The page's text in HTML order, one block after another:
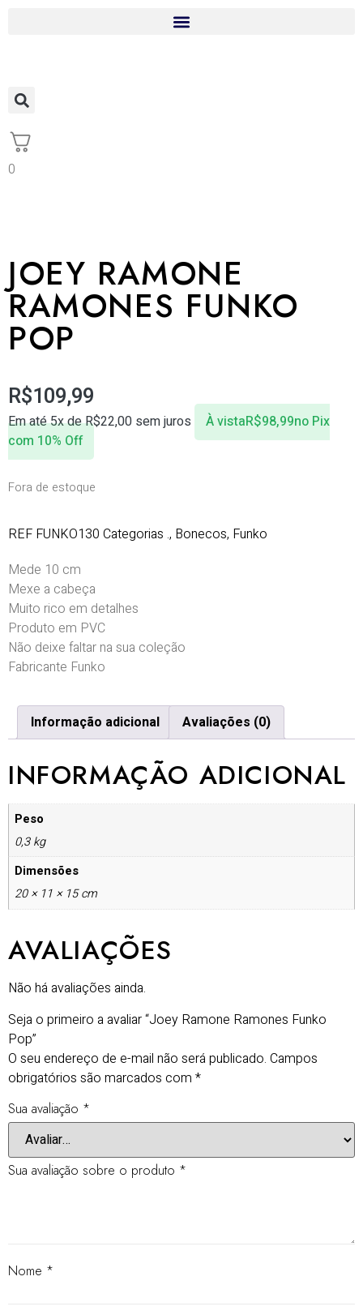
0
JOEY RAMONE
RAMONES FUNKO
POP
R$109,99
Em até 5x deR$22,00 sem juros À vistaR$98,99no Pix
com 10% Off
Fora de estoque
REF FUNKO130 Categorias ., Bonecos, Funko
Mede 10 cm
Mexe a cabeça
Muito rico em detalhes
Produto em PVC
Não deixe faltar na sua coleção
Fabricante Funko
Informação adicional Avaliações (0)
INFORMAÇÃO ADICIONAL
Peso
0,3 kg
Dimensões
20 × 11 × 15 cm
AVALIAÇÕES
Não há avaliações ainda.
Seja o primeiro a avaliar “Joey Ramone Ramones Funko
Pop”
O seu endereço de e-mail não será publicado. Campos
obrigatórios são marcados com *
Sua avaliação *
Sua avaliação sobre o produto *
Nome *